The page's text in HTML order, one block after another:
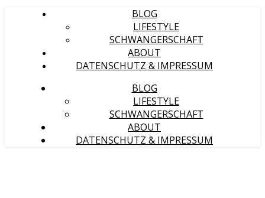
BLOG
LIFESTYLE
SCHWANGERSCHAFT
ABOUT
DATENSCHUTZ & IMPRESSUM
BLOG
LIFESTYLE
SCHWANGERSCHAFT
ABOUT
DATENSCHUTZ & IMPRESSUM